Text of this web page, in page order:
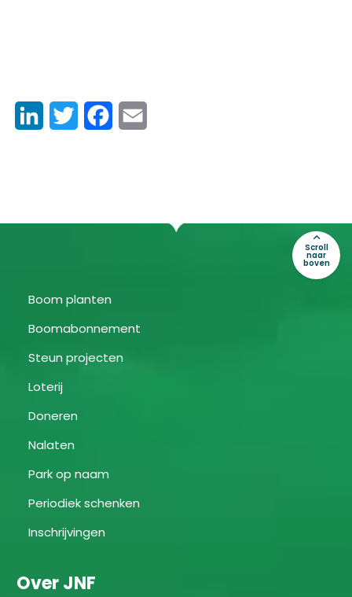
LinkedInTwitter Facebook
Boom planten
Boomabonnement
Steun projecten
Loterij
Doneren
Nalaten
Park op naam
Periodiek schenken
Inschrijvingen
Over JNF
Scroll
naar
boven